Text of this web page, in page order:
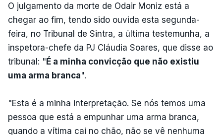
O julgamento da morte de Odair Moniz está a
chegar ao fim, tendo sido ouvida esta segunda-
feira, no Tribunal de Sintra, a última testemunha, a
inspetora-chefe da PJ Cláudia Soares, que disse ao
tribunal: "É a minha convicção que não existiu
uma arma branca".
"Esta é a minha interpretação. Se nós temos uma
pessoa que está a empunhar uma arma branca,
quando a vítima cai no chão, não se vê nenhuma